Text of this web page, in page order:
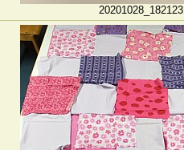
20201028_182123